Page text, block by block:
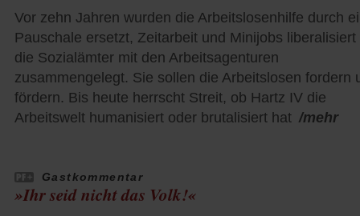
Vor zehn Jahren wurden die Arbeitslosenhilfe durch
Pauschale ersetzt, Zeitarbeit und Minijobs liberalisiert
die Sozialämter mit den Arbeitsagenturen
zusammengelegt. Sie sollen die Arbeitslosen fordern
fördern. Bis heute herrscht Streit, ob Hartz IV die
Arbeitswelt humanisiert oder brutalisiert hat /mehr
Gastkommentar
»Ihr seid nicht das Volk!«